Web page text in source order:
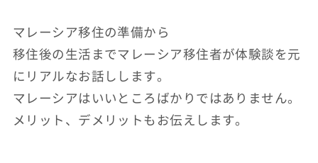
マレーシア移住の準備から
移住後の生活までマレーシア移住者が体験談を元
にリアルなお話しします。
マレーシアはいいところばかりではありません。
メリット、デメリットもお伝えします。